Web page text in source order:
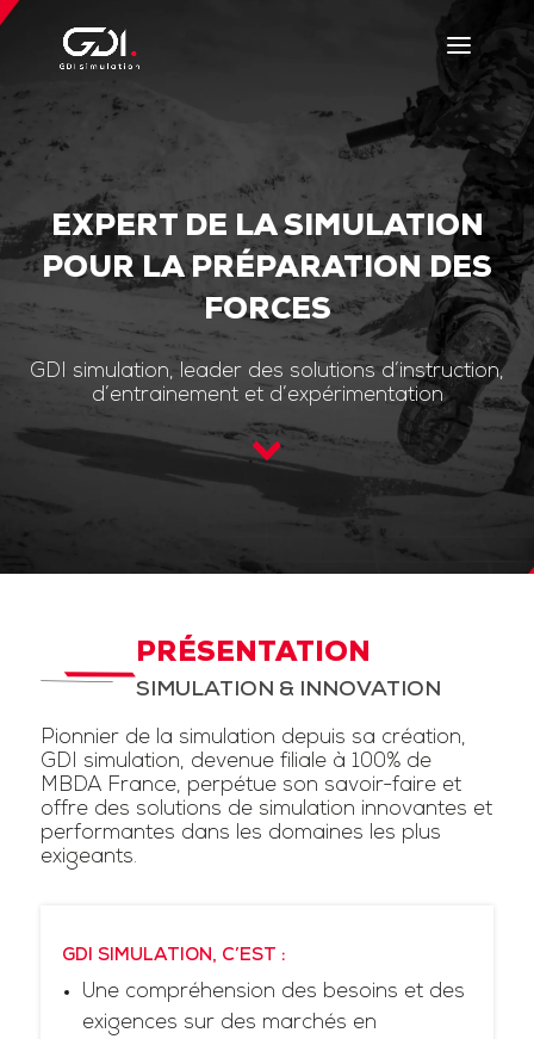
EXPERT DE LA SIMULATION
POUR LA PRÉPARATION DES
FORCES
GDI simulation, leader des solutions d’instruction,
d’entrainement et d’expérimentation
PRÉSENTATION
SIMULATION & INNOVATION
Pionnier de la simulation depuis sa création,
GDI simulation, devenue filiale à 100% de
MBDA France, perpétue son savoir-faire et
offre des solutions de simulation innovantes et
performantes dans les domaines les plus
exigeants.
GDI SIMULATION, C’EST :
Une compréhension des besoins et des
exigences sur des marchés en